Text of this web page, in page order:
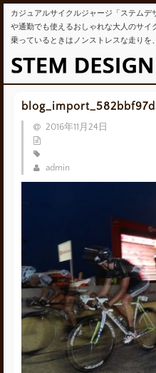
カジュアルサイクルジャージ「ステムデ
や通勤でも使えるおしゃれな大人のサイ
乗っているときはノンストレスな走りを
2016年11月24日
admin